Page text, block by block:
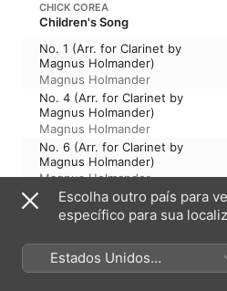
CHICK COREA
Children's Song
No. 1 (Arr. for Clarinet by
Magnus Holmander)
Magnus Holmander
No. 4 (Arr. for Clarinet by
Magnus Holmander)
Magnus Holmander
No. 6 (Arr. for Clarinet by
Magnus Holmander)
Magnus Holmander
No. 7 (Arr. for Clarinet by
Magnus Holmander)
Magnus Holmander
COREA: CHILDREN'S SONGS
Escolha outro país para
específico para sua
Estados Unidos
(Português Brasil)